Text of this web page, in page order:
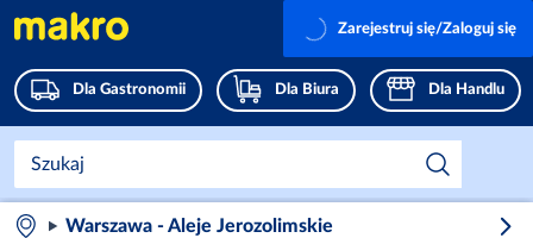
Dla Gastronomii Dla Biura Dla Handlu
Zarejestruj się/Zaloguj się
Warszawa - Aleje Jerozolimskie